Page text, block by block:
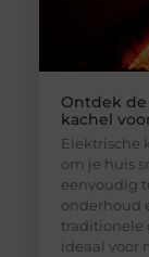
Ontdek
kachel
Elektrische
om je huis
eenvoudig
onderhoud
traditionele
ideaal voor